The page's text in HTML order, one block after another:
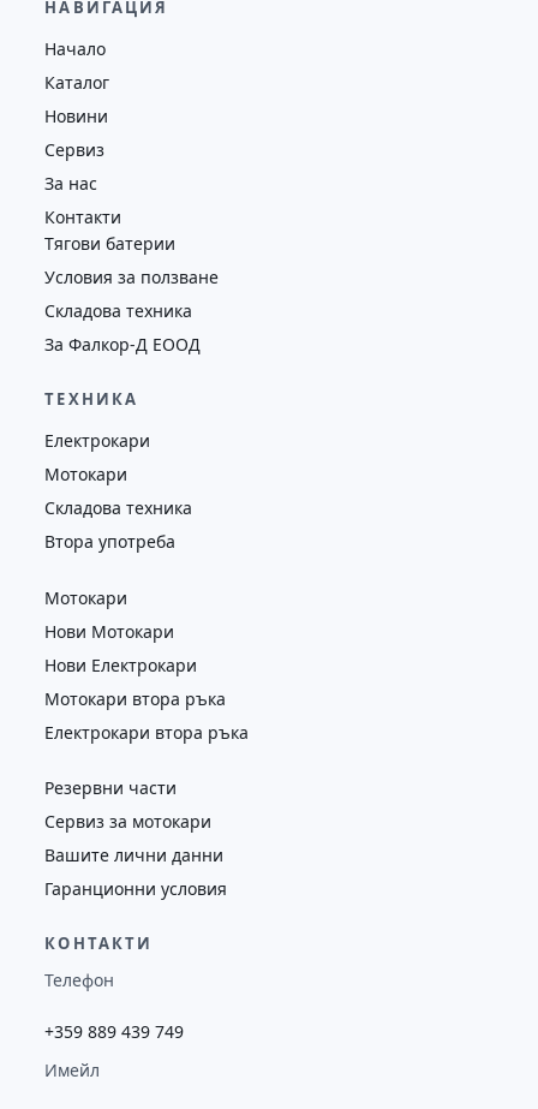
7476
НАВИГАЦИЯ
Начало
Каталог
Новини
Сервиз
За нас
Контакти
Тягови батерии
Условия за ползване
Складова техника
За Фалкор-Д ЕООД
ТЕХНИКА
Електрокари
Мотокари
Складова техника
Втора употреба
Мотокари
Нови Мотокари
Нови Електрокари
Мотокари втора ръка
Електрокари втора ръка
Резервни части
Сервиз за мотокари
Вашите лични данни
Гаранционни условия
КОНТАКТИ
Телефон
+359 889 439 749
Имейл